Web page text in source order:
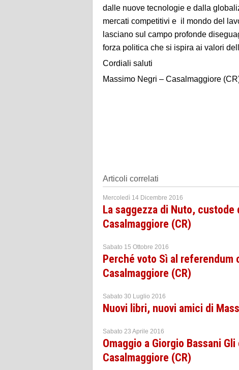
dalle nuove tecnologie e dalla
mercati competitivi e il mondo del
lasciano sul campo profonde
forza politica che si ispira ai valori
Cordiali saluti
Massimo Negri – Casalmaggiore
Articoli correlati
Mercoledì 14 Dicembre 2016
La saggezza di Nuto,
Casalmaggiore (CR)
Sabato 15 Ottobre 2016
Perché voto Sì al
Casalmaggiore (CR)
Sabato 30 Luglio 2016
Nuovi libri, nuovi amici di
Sabato 23 Aprile 2016
Omaggio a Giorgio Bassani
Casalmaggiore (CR)